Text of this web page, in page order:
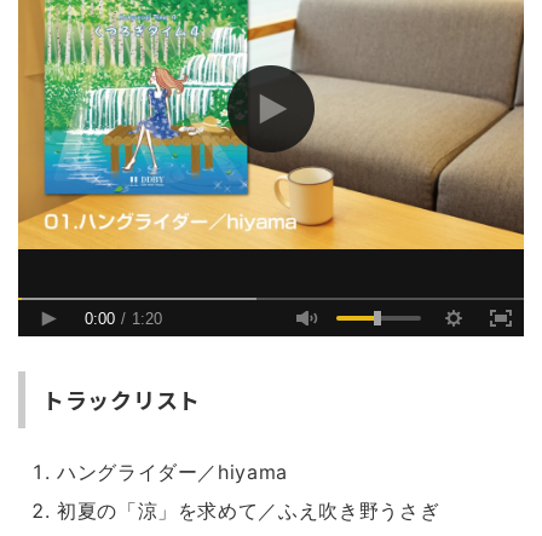
トラックリスト
ハングライダー／hiyama
初夏の「涼」を求めて／ふえ吹き野うさぎ